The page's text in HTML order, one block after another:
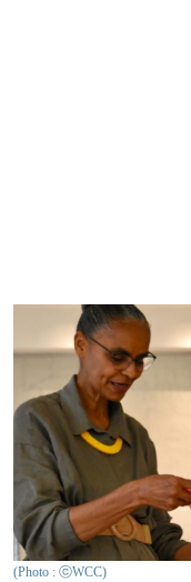
(Photo : ⓒWCC)